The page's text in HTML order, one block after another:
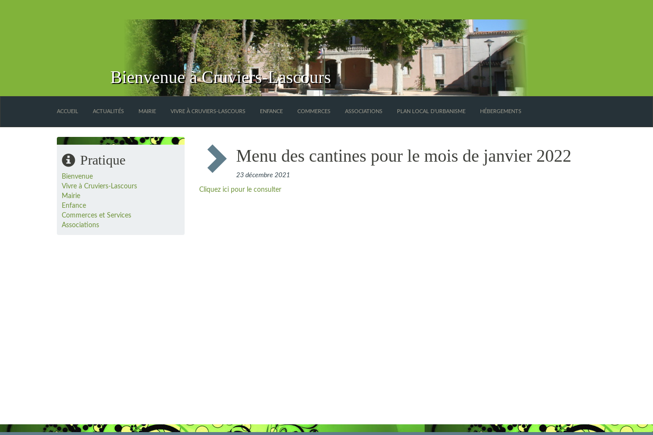
Bienvenue à Cruviers-Lascours
ACCUEIL ACTUALITÉS MAIRIE VIVRE À CRUVIERS-LASCOURS ENFANCE COMMERCES ASSOCIATIONS PLAN LOCAL D’URBANISME HÉBERGEMENTS
Menu des cantines pour le mois de janvier 2022
23 décembre 2021
Cliquez ici pour le consulter
Pratique
Bienvenue
Vivre à Cruviers-Lascours
Mairie
Enfance
Commerces et Services
Associations